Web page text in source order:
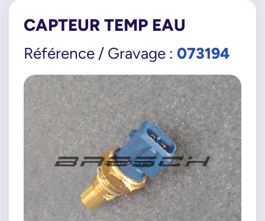
CAPTEUR TEMP EAU
Référence / Gravage : 073194